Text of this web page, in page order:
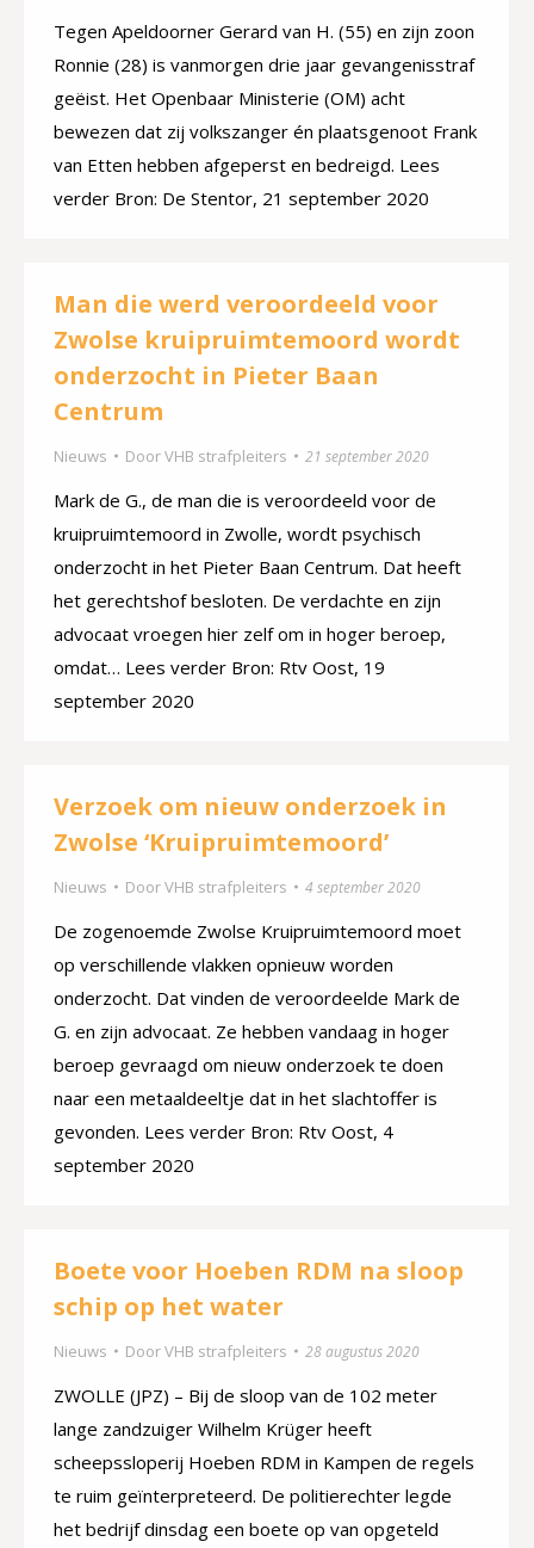
Tegen Apeldoorner Gerard van H. (55) en zijn zoon
Ronnie (28) is vanmorgen drie jaar gevangenisstraf
geëist. Het Openbaar Ministerie (OM) acht
bewezen dat zij volkszanger én plaatsgenoot Frank
van Etten hebben afgeperst en bedreigd. Lees
verder Bron: De Stentor, 21 september 2020
Man die werd veroordeeld voor
Zwolse kruipruimtemoord wordt
onderzocht in Pieter Baan
Centrum
Nieuws DoorVHB strafpleiters 21 september 2020
Mark de G., de man die is veroordeeld voor de
kruipruimtemoord in Zwolle, wordt psychisch
onderzocht in het Pieter Baan Centrum. Dat heeft
het gerechtshof besloten. De verdachte en zijn
advocaat vroegen hier zelf om in hoger beroep,
omdat… Lees verder Bron: Rtv Oost, 19
september 2020
Verzoek om nieuw onderzoek in
Zwolse ‘Kruipruimtemoord’
Nieuws DoorVHB strafpleiters 4 september 2020
De zogenoemde Zwolse Kruipruimtemoord moet
op verschillende vlakken opnieuw worden
onderzocht. Dat vinden de veroordeelde Mark de
G. en zijn advocaat. Ze hebben vandaag in hoger
beroep gevraagd om nieuw onderzoek te doen
naar een metaaldeeltje dat in het slachtoffer is
gevonden. Lees verder Bron: Rtv Oost, 4
september 2020
Boete voor Hoeben RDM na sloop
schip op het water
Nieuws DoorVHB strafpleiters 28 augustus 2020
ZWOLLE (JPZ) – Bij de sloop van de 102 meter
lange zandzuiger Wilhelm Krüger heeft
scheepssloperij Hoeben RDM in Kampen de regels
te ruim geïnterpreteerd. De politierechter legde
het bedrijf dinsdag een boete op van opgeteld